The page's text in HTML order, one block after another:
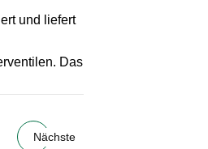
und liefert
Das
Nächste